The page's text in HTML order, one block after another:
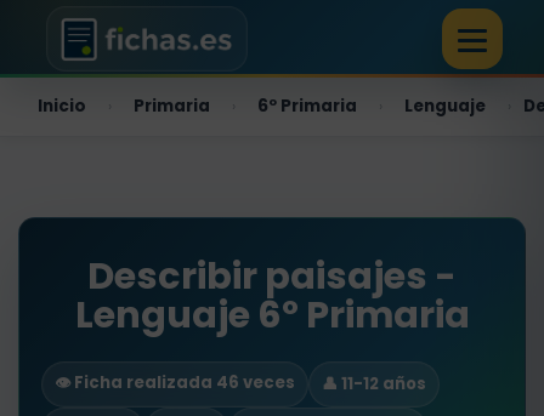
Inicio Primaria 6º Primaria Lenguaje
Describir paisajes -
Lenguaje 6º Primaria
👁️ Ficha realizada 46 veces
👤 11-12 años